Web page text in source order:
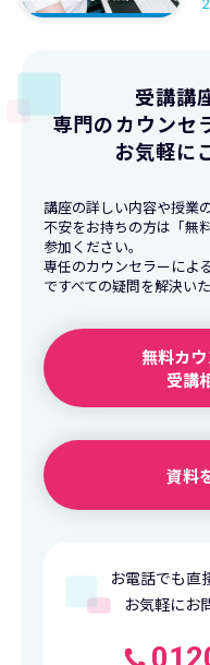
受講講
専門のカウンセ
お気軽に
講座の詳しい内容や授業
不安をお持ちの方は「無
参加ください。
専任のカウンセラーによ
ですべての疑問を解決いた
無料カ
受講
資料
お電話でも直
お気軽にお